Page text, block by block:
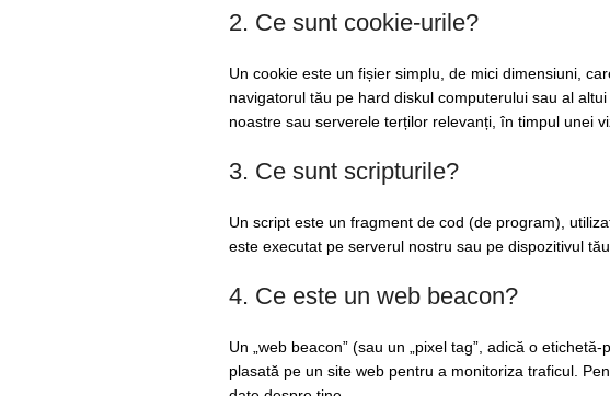
2. Ce sunt cookie-urile?
Un cookie este un fișier simplu, de mici dimensiuni,
navigatorul tău pe hard diskul computerului sau al
noastre sau serverele terților relevanți, în timpul unei
3. Ce sunt scripturile?
Un script este un fragment de cod (de program),
este executat pe serverul nostru sau pe dispozitivul tău.
4. Ce este un web beacon?
Un „web beacon” (sau un „pixel tag”, adică o
plasată pe un site web pentru a monitoriza traficul.